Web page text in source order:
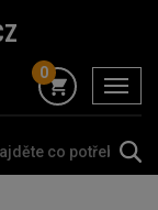
menu
0